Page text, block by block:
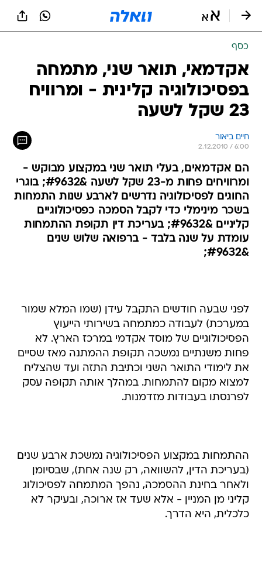
כסף
אקדמאי, תואר שני, מתמחה
בפסיכולוגיה קלינית - ומרוויח
23 שקל לשעה
חיים ביאור
2.12.2010 / 6:00
הם אקדמאים, בעלי תואר שני במקצוע מבוקש -
ומרוויחים פחות מ-23 שקל לשעה &#9632; בוגרי
החוגים לפסיכולוגיה נדרשים לארבע שנות התמחות
בשכר מינימלי כדי לקבל הסמכה כפסיכולוגיים
קליניים &#9632; בעריכת דין תקופת ההתמחות
עומדת על שנה בלבד - ברפואה שלוש שנים
&#9632;
לפני שבעה חודשים התקבל עידן (שמו המלא שמור
במערכת) לעבודה כמתמחה בשירותי הייעוץ
הפסיכולוגיים של מוסד אקדמי במרכז הארץ. לא
פחות משנתיים נמשכה תקופת ההמתנה מאז שסיים
את לימודי התואר השני וכתיבת התזה ועד שהצליח
למצוא מקום להתמחות. במהלך אותה תקופה עסק
לפרנסתו בעבודות מזדמנות.
ההתמחות במקצוע הפסיכולוגיה נמשכת ארבע שנים
(בעריכת הדין, להשוואה, רק שנה אחת), שבסיומן
ולאחר בחינת ההסמכה, נהפך המתמחה לפסיכולוג
קליני מן המניין - אלא שעד אז ארוכה, ובעיקר לא
כלכלית, היא הדרך.